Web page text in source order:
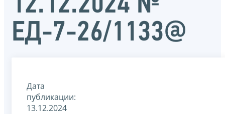
ЕД-7-26/1133@
Дата
публикации:
13.12.2024